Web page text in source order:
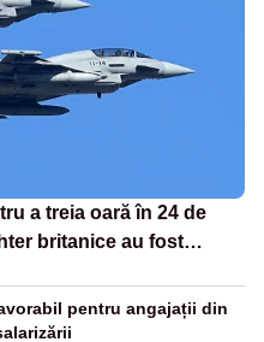
a treia oară în 24 de
britanice au fost
pentru angajații din